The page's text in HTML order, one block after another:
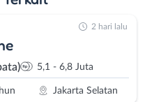
5,1 - 6,8 Juta
Jakarta Selatan
2 hari lalu